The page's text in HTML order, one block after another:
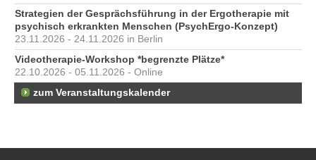
Strategien der Gesprächsführung in der Ergotherapie mit
psychisch erkrankten Menschen (PsychErgo-Konzept)
23.11.2026 - 24.11.2026 in Berlin
Videotherapie-Workshop *begrenzte Plätze*
22.10.2026 - 05.11.2026 - Online
zum Veranstaltungskalender